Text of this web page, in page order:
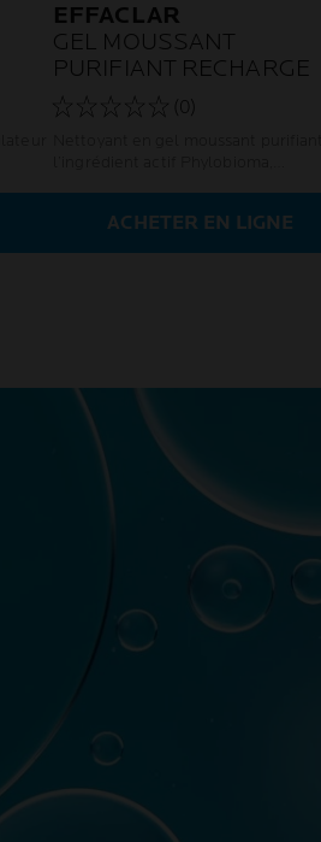
EFFACLAR
GEL MOUSSANT
PURIFIANT RECHARGE
(0)
peau. Désormais en format recharge.
ACHETER EN LIGNE